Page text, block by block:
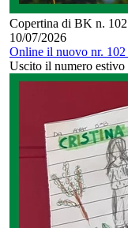
Copertina di BK n. 102
10/07/2026
Online il nuovo nr.
Uscito il numero estivo